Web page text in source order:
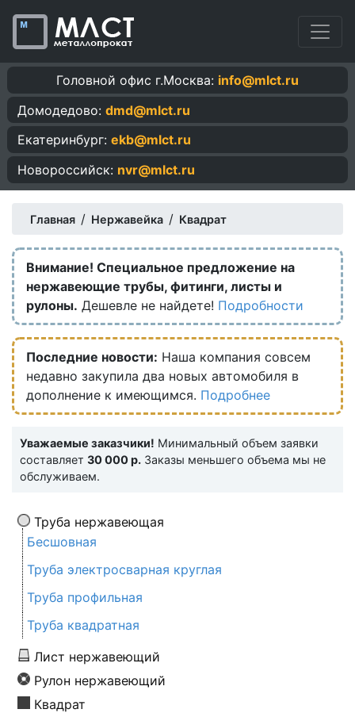
Головной офис г.Москва: info@mlct.ru
Домодедово: dmd@mlct.ru
Екатеринбург: ekb@mlct.ru
Новороссийск: nvr@mlct.ru
Главная / Нержавейка / Квадрат
Внимание! Специальное предложение на
нержавеющие трубы, фитинги, листы и
рулоны. Дешевле не найдете! Подробности
Последние новости: Наша компания совсем
недавно закупила два новых автомобиля в
дополнение к имеющимся. Подробнее
Уважаемые заказчики! Минимальный объем заявки
составляет 30 000 р. Заказы меньшего объема мы не
обслуживаем.
Труба нержавеющая
Бесшовная
Труба электросварная круглая
Труба профильная
Труба квадратная
Лист нержавеющий
Рулон нержавеющий
Квадрат